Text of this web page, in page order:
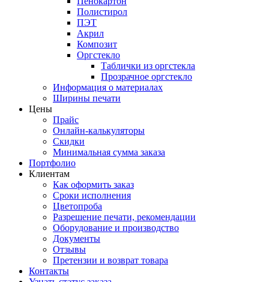
Полистирол
ПЭТ
Акрил
Композит
Оргстекло
Таблички из оргстекла
Прозрачное оргстекло
Информация о материалах
Ширины печати
Цены
Прайс
Онлайн-калькуляторы
Скидки
Минимальная сумма заказа
Портфолио
Клиентам
Как оформить заказ
Сроки исполнения
Цветопроба
Разрешение печати, рекомендации
Оборудование и производство
Документы
Отзывы
Претензии и возврат товара
Контакты